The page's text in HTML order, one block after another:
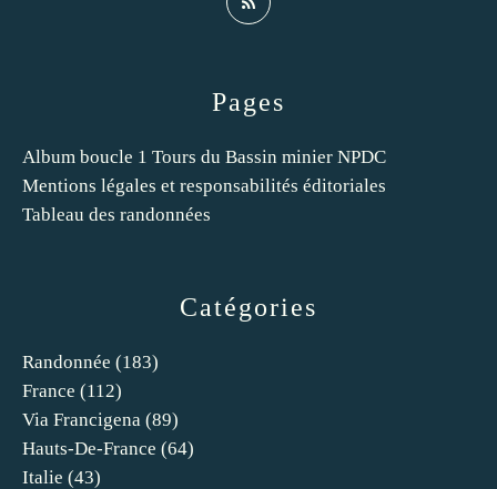
Catégories
Randonnée (183)
France (112)
Via Francigena (89)
Hauts-De-France (64)
Italie (43)
Pages
Album boucle 1 Tours du Bassin minier NPDC
Mentions légales et responsabilités éditoriales
Tableau des randonnées